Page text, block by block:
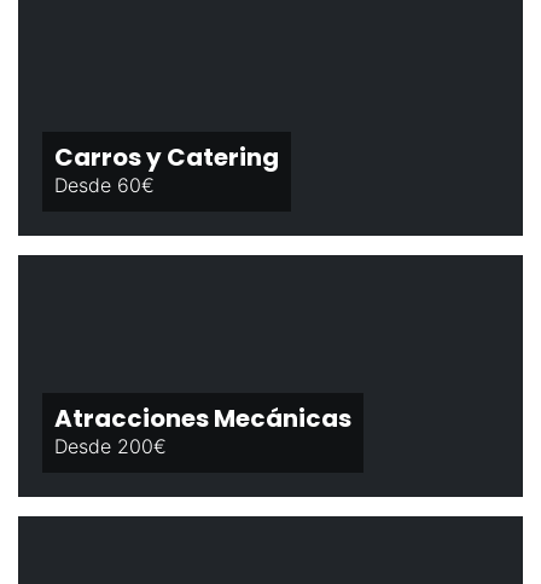
Carros y Catering
Desde 60€
Atracciones Mecánicas
Desde 200€